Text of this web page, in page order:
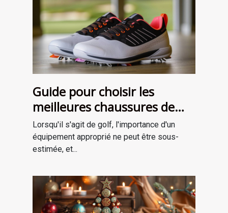
Guide pour choisir les
meilleures chaussures de
golf adaptées à votre style
de jeu
Lorsqu'il s'agit de golf, l'importance d'un
équipement approprié ne peut être sous-
estimée, et...